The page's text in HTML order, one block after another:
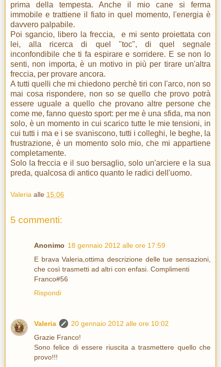
prima della tempesta. Anche il mio cane si ferma
immobile e trattiene il fiato in quel momento, l'energia è
davvero palpabile.
Poi sgancio, libero la freccia, e mi sento proiettata con
lei, alla ricerca di quel "toc", di quel segnale
inconfondibile che ti fa espirare e sorridere. E se non lo
senti, non importa, è un motivo in più per tirare un'altra
freccia, per provare ancora.
A tutti quelli che mi chiedono perchè tiri con l'arco, non so
mai cosa rispondere, non so se quello che provo potrà
essere uguale a quello che provano altre persone che
come me, fanno questo sport: per me è una sfida, ma non
solo, è un momento in cui scarico tutte le mie tensioni, in
cui tutti i ma e i se svaniscono, tutti i colleghi, le beghe, la
frustrazione, è un momento solo mio, che mi appartiene
completamente.
Solo la freccia e il suo bersaglio, solo un'arciere e la sua
preda, qualcosa di antico quanto le radici dell'uomo.
Valeria alle 15:06
5 commenti:
Anonimo 18 gennaio 2012 alle ore 17:59
E brava Valeria,ottima descrizione delle tue sensazioni,
che così trasmetti ad altri con enfasi. Complimenti
Franco#56
Rispondi
Valeria
20 gennaio 2012 alle ore 10:02
Grazie Franco!
Sono felice di essere riuscita a trasmettere quello che
provo!!!